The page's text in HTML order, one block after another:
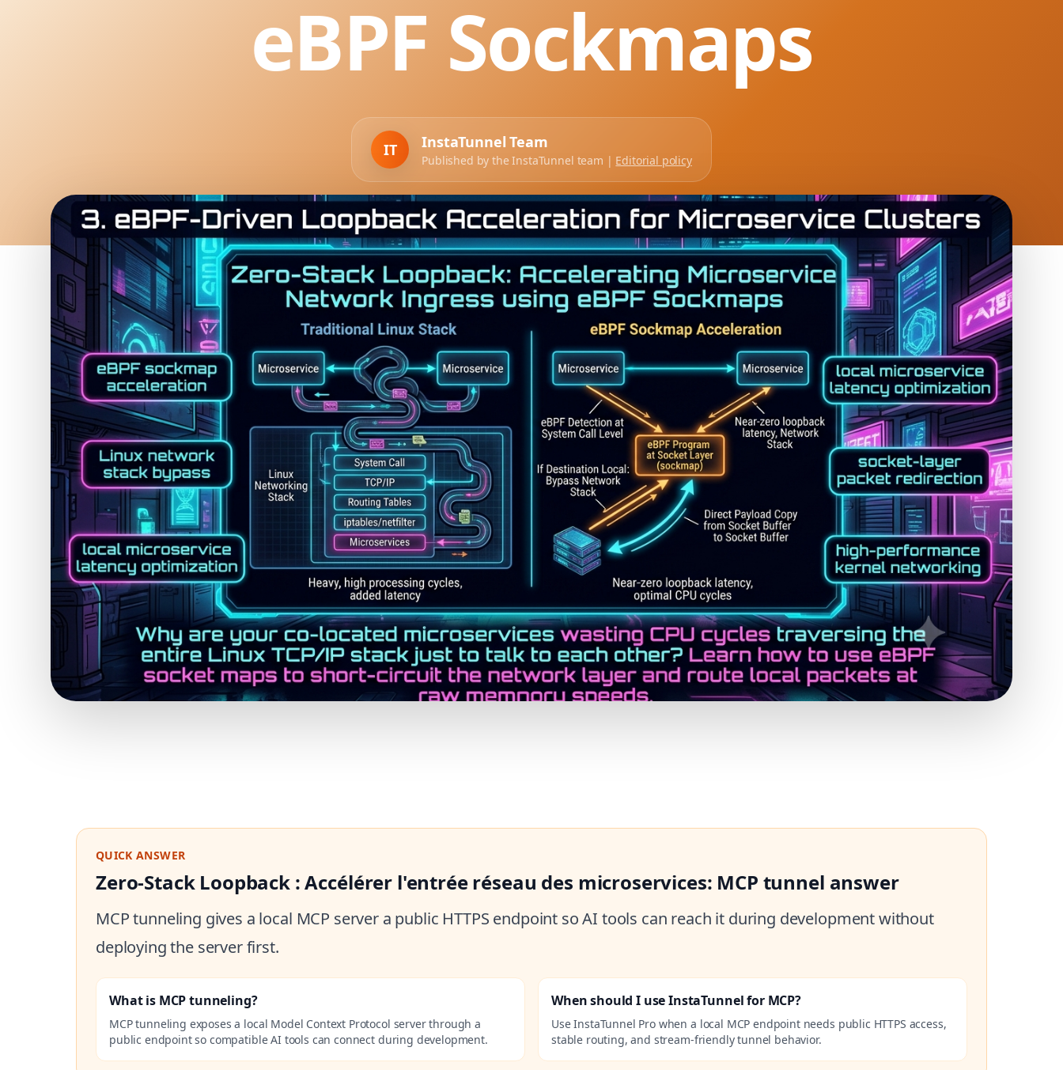
eBPF Sockmaps
IT InstaTunnel Team
Published by the InstaTunnel team | Editorial policy
QUICK ANSWER
Zero-Stack Loopback : Accélérer l'entrée réseau des microservices: MCP tunnel answer
MCP tunneling gives a local MCP server a public HTTPS endpoint so AI tools can reach it during development without
deploying the server first.
What is MCP tunneling?
MCP tunneling exposes a local Model Context Protocol server through a
public endpoint so compatible AI tools can connect during development.
When should I use InstaTunnel for MCP?
Use InstaTunnel Pro when a local MCP endpoint needs public HTTPS access,
stable routing, and stream-friendly tunnel behavior.